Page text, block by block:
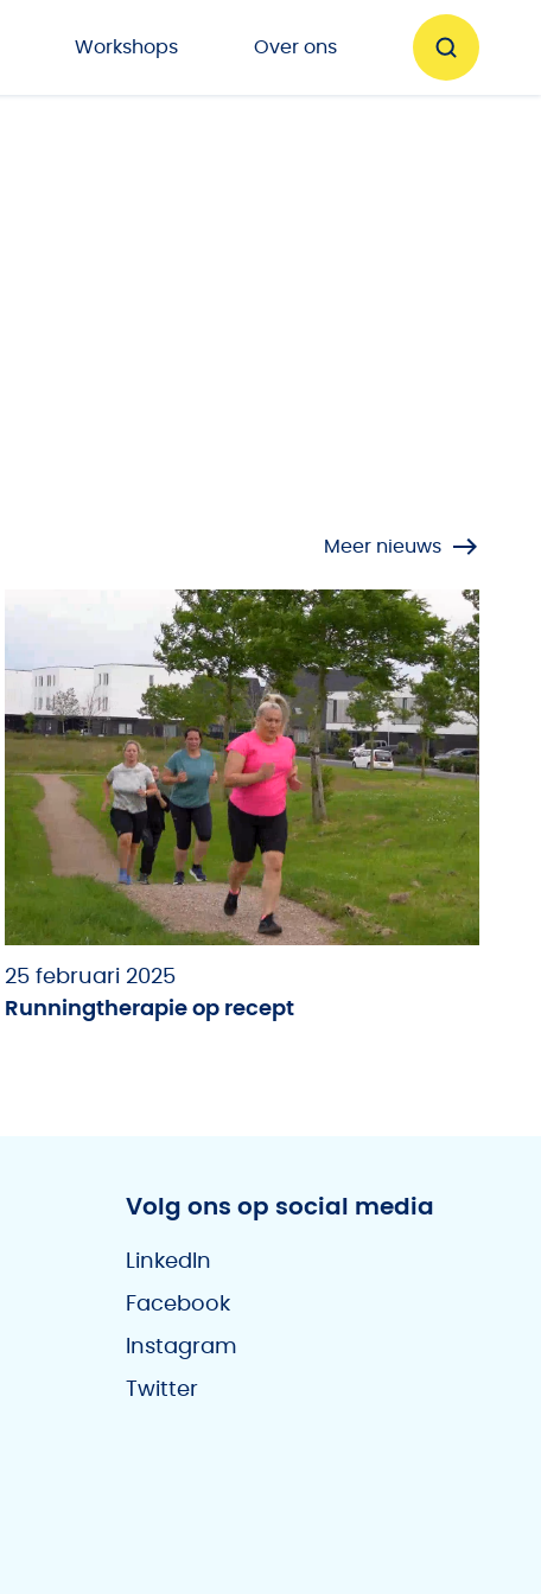
Workshops Over ons
Meer nieuws
25 februari 2025
Runningtherapie op recept
Volg ons op social media
LinkedIn
Facebook
Instagram
Twitter